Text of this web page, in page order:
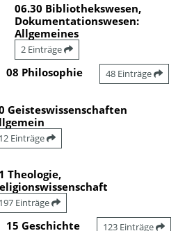
06.30 Bibliothekswesen,
Dokumentationswesen:
Allgemeines
2 Einträge
08 Philosophie 48 Einträge
Geisteswissenschaften
12 Einträge
Theologie,
197 Einträge
15 Geschichte 123 Einträge